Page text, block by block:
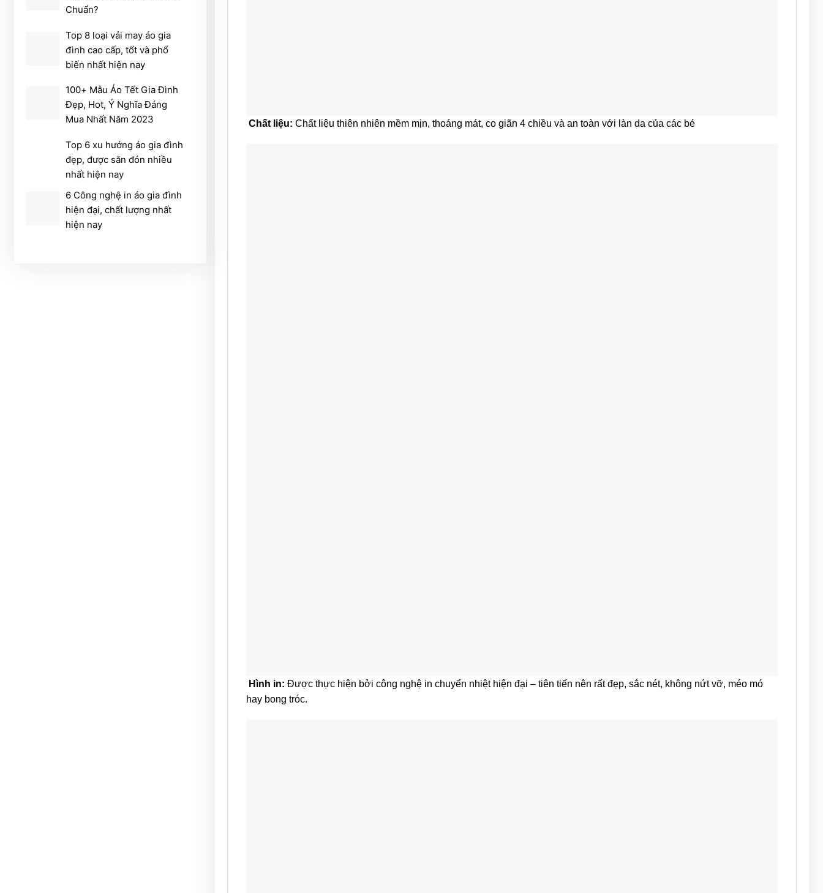
Chuẩn?
Top 8 loại vải may áo gia
đình cao cấp, tốt và phổ
biến nhất hiện nay
100+ Mẫu Áo Tết Gia Đình
Đẹp, Hot, Ý Nghĩa Đáng
Mua Nhất Năm 2023
Top 6 xu hướng áo gia đình
đẹp, được săn đón nhiều
nhất hiện nay
6 Công nghệ in áo gia đình
hiện đại, chất lượng nhất
hiện nay
Chất liệu: Chất liệu thiên nhiên mềm mịn, thoáng mát, co giãn 4 chiều và an toàn với làn da của các bé
Hình in: Được thực hiện bởi công nghệ in chuyển nhiệt hiện đại – tiên tiến nên rất đẹp, sắc nét, không nứt vỡ, méo mó
hay bong tróc.